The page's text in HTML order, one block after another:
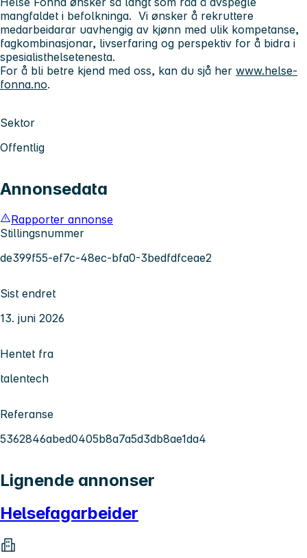
mangfaldet i befolkninga. Vi ønsker å rekruttere
medarbeidarar uavhengig av kjønn med ulik kompetanse,
fagkombinasjonar, livserfaring og perspektiv for å bidra i
spesialisthelsetenesta.
For å bli betre kjend med oss, kan du sjå her www.helse-
fonna.no.
Sektor
Offentlig
Annonsedata
Rapporter annonse
Stillingsnummer
de399f55-ef7c-48ec-bfa0-3bedfdfceae2
Sist endret
13. juni 2026
Hentet fra
talentech
Referanse
5362846abed0405b8a7a5d3db8ae1da4
Lignende annonser
Helsefagarbeider